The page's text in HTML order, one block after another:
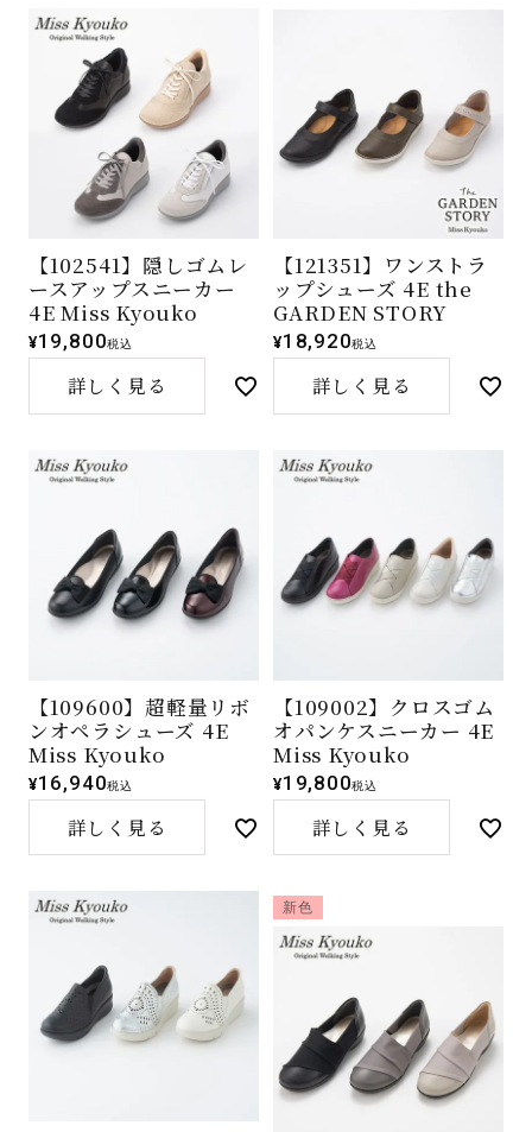
【102541】隠しゴムレ
ースアップスニーカー
4E Miss Kyouko
¥19,800税込
詳しく見る
【121351】ワンストラ
ップシューズ 4E the
GARDEN STORY
¥18,920税込
詳しく見る
【109600】超軽量リボ
ンオペラシューズ 4E
Miss Kyouko
¥16,940税込
詳しく見る
【109002】クロスゴム
オパンケスニーカー 4E
Miss Kyouko
¥19,800税込
詳しく見る
新色